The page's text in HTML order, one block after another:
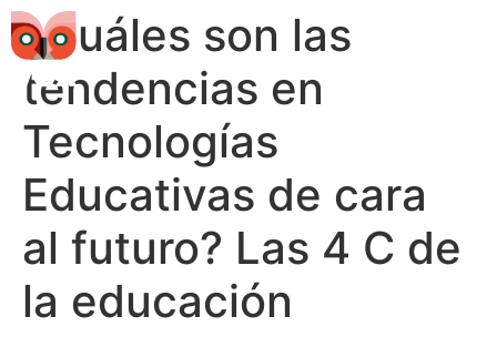
¿Cuáles son las
tendencias en
Tecnologías
Educativas de cara
al futuro? Las 4 C de
la educación